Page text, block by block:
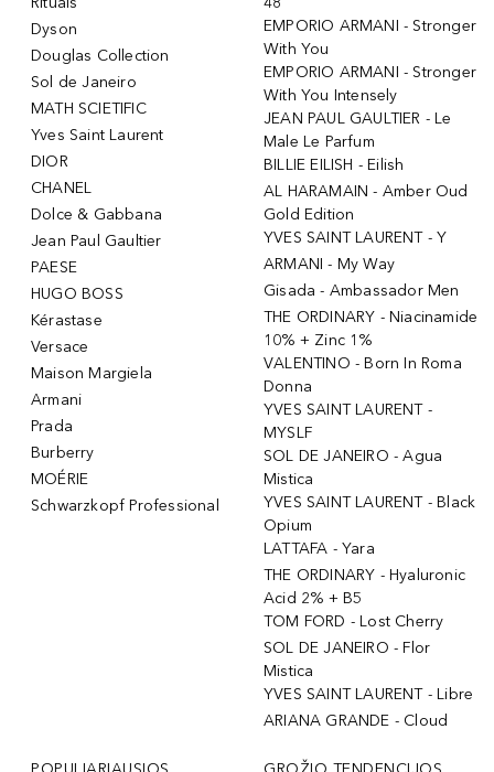
Dyson
Douglas Collection
Sol de Janeiro
MATH SCIETIFIC
Yves Saint Laurent
DIOR
CHANEL
Dolce & Gabbana
Jean Paul Gaultier
PAESE
HUGO BOSS
Kérastase
Versace
Maison Margiela
Armani
Prada
Burberry
MOÉRIE
Schwarzkopf Professional
EMPORIO ARMANI - Stronger
With You
EMPORIO ARMANI - Stronger
With You Intensely
JEAN PAUL GAULTIER - Le
Male Le Parfum
BILLIE EILISH - Eilish
AL HARAMAIN - Amber Oud
Gold Edition
YVES SAINT LAURENT - Y
ARMANI - My Way
Gisada - Ambassador Men
THE ORDINARY - Niacinamide
10% + Zinc 1%
VALENTINO - Born In Roma
Donna
YVES SAINT LAURENT -
MYSLF
SOL DE JANEIRO - Agua
Mistica
YVES SAINT LAURENT - Black
Opium
LATTAFA - Yara
THE ORDINARY - Hyaluronic
Acid 2% + B5
TOM FORD - Lost Cherry
SOL DE JANEIRO - Flor
Mistica
YVES SAINT LAURENT - Libre
ARIANA GRANDE - Cloud